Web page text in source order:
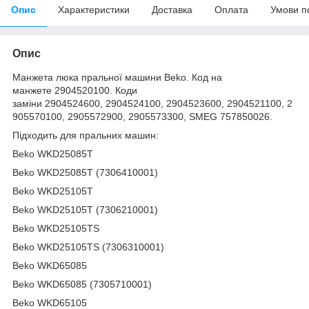
Опис Характеристики Доставка Оплата Умови
Опис
Манжета люка пральної машини Beko. Код на
манжете 2904520100. Коди
заміни 2904524600, 2904524100, 2904523600, 2904521100, 2
905570100, 2905572900, 2905573300, SMEG 757850026.
Підходить для пральних машин:
Beko WKD25085T
Beko WKD25085T (7306410001)
Beko WKD25105T
Beko WKD25105T (7306210001)
Beko WKD25105TS
Beko WKD25105TS (7306310001)
Beko WKD65085
Beko WKD65085 (7305710001)
Beko WKD65105